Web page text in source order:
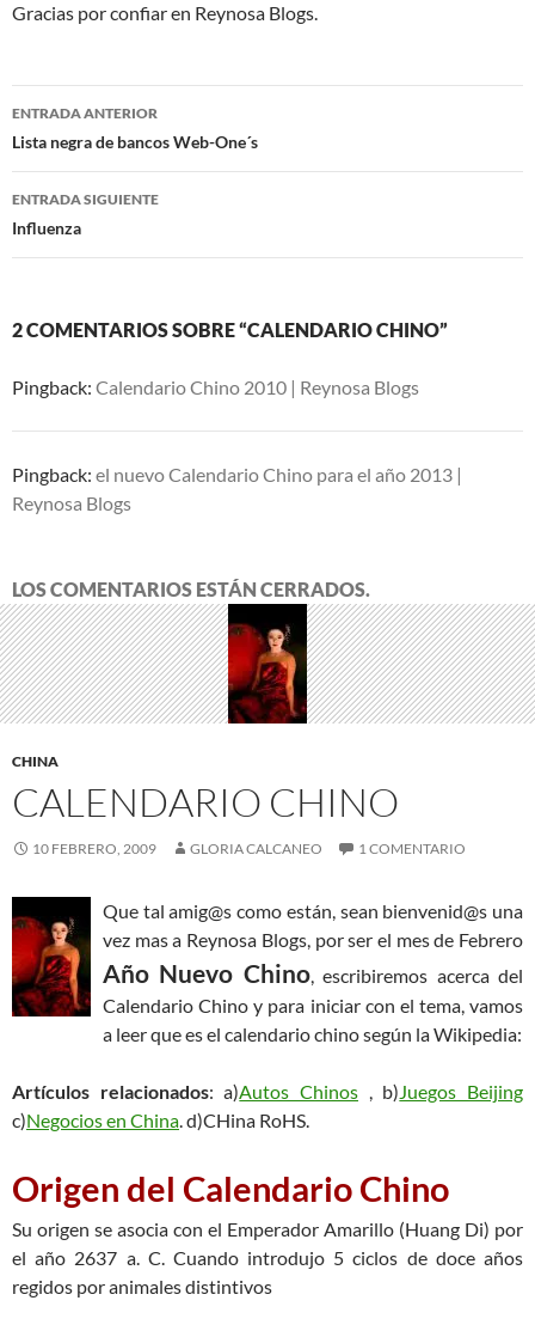
Gracias por confiar en Reynosa Blogs.
Navegación
de
entradas
ENTRADA ANTERIOR
Lista negra de bancos Web-One´s
ENTRADA SIGUIENTE
Influenza
2 COMENTARIOS SOBRE “CALENDARIO CHINO”
Pingback: Calendario Chino 2010 | Reynosa Blogs
Pingback: el nuevo Calendario Chino para el año 2013 |
Reynosa Blogs
LOS COMENTARIOS ESTÁN CERRADOS.
CHINA
CALENDARIO CHINO
10 FEBRERO, 2009 GLORIA CALCANEO 1 COMENTARIO
Que tal amig@s como están, sean bienvenid@s una
vez mas a Reynosa Blogs, por ser el mes de Febrero
Año Nuevo Chino, escribiremos acerca del
Calendario Chino y para iniciar con el tema, vamos
a leer que es el calendario chino según la Wikipedia:
Artículos relacionados: a)Autos Chinos , b)Juegos Beijing
c)Negocios en China. d)CHina RoHS.
Origen del Calendario Chino
Su origen se asocia con el Emperador Amarillo (Huang Di) por
el año 2637 a. C. Cuando introdujo 5 ciclos de doce años
regidos por animales distintivos